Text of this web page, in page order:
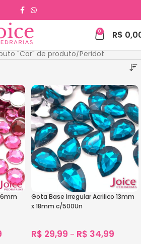
0 R$
"Cor" de produto Peridot
Gota Base Irregular Acrilico 13mm
x 18mm c/500Un
R$ 29,99 – R$ 34,99